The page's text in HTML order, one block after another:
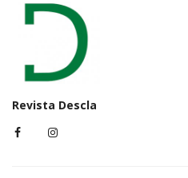
Revista Descla